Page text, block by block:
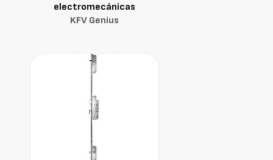
electromecánicas
KFV Genius